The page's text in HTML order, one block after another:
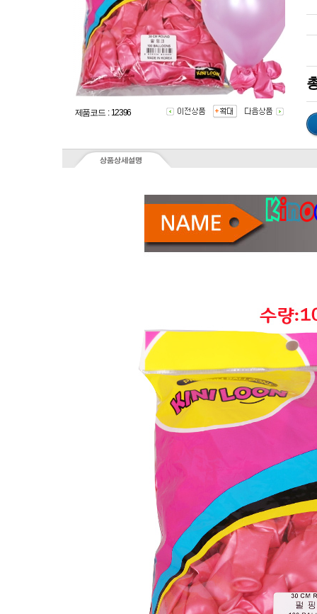
제품코드 : 12396